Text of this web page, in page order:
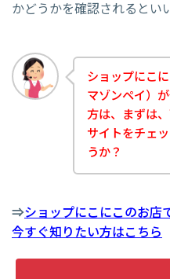
かどうかを確認されるとい
ショップにこ
マゾンペイ）
方は、まずは
サイトをチェ
うか？
⇒ショップにこにこのお店
今すぐ知りたい方はこちら